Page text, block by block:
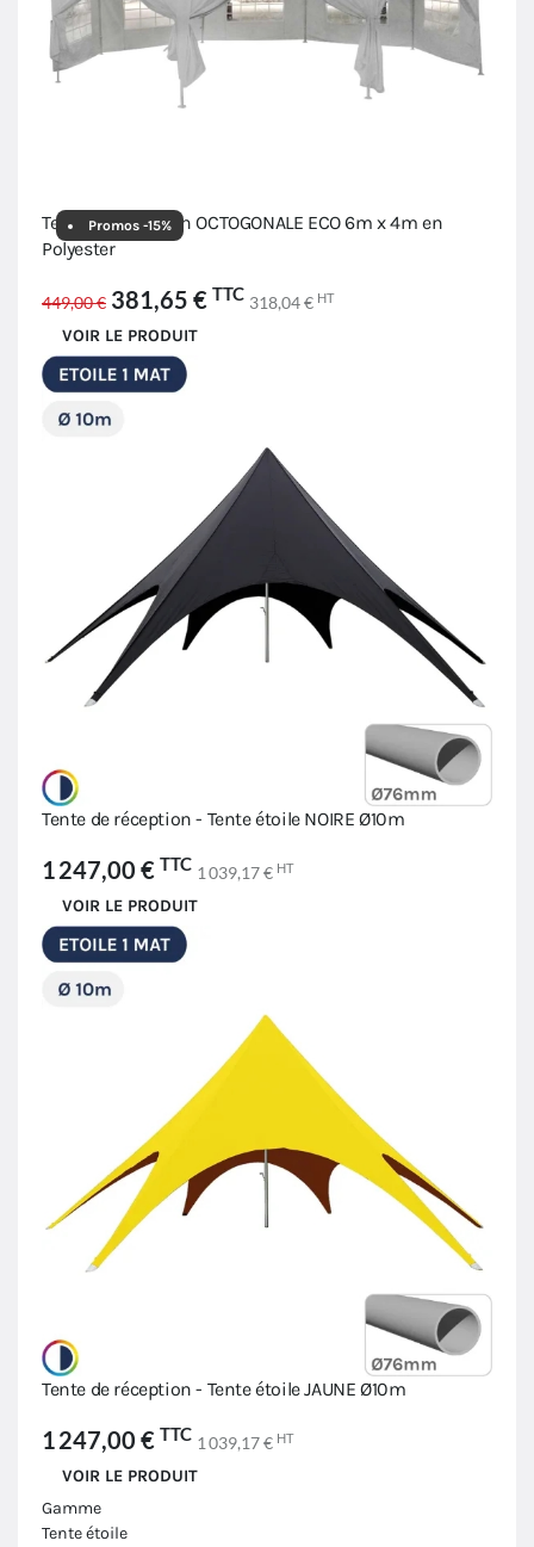
Promos -15%
Tente de réception OCTOGONALE ECO 6m x 4m en
Polyester
449,00 € 381,65 € TTC 318,04 € HT
VOIR LE PRODUIT
Tente de réception - Tente étoile NOIRE Ø10m
1 247,00 € TTC 1 039,17 € HT
VOIR LE PRODUIT
Tente de réception - Tente étoile JAUNE Ø10m
1 247,00 € TTC 1 039,17 € HT
VOIR LE PRODUIT
Gamme
Tente étoile